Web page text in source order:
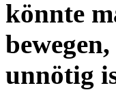
könnte